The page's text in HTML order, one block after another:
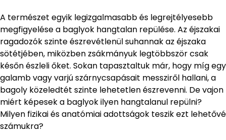
A természet egyik legizgalmasabb és legrejtélyesebb
megfigyelése a baglyok hangtalan repülése. Az éjszakai
ragadozók szinte észrevétlenül suhannak az éjszaka
sötétjében, miközben zsákmányuk legtöbbször csak
későn észleli őket. Sokan tapasztaltuk már, hogy míg egy
galamb vagy varjú szárnycsapásait messziről hallani, a
bagoly közeledtét szinte lehetetlen észrevenni. De vajon
miért képesek a baglyok ilyen hangtalanul repülni?
Milyen fizikai és anatómiai adottságok teszik ezt lehetővé
számukra?